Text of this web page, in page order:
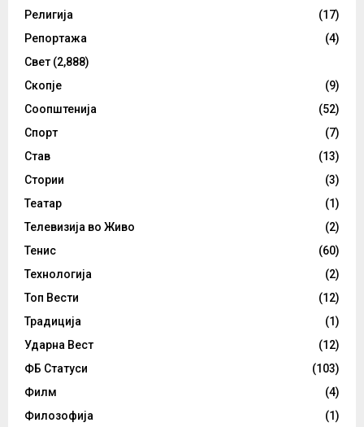
Религија
(17)
Репортажа
(4)
Свет (2,888)
Скопје
(9)
Соопштенија
(52)
Спорт
(7)
Став
(13)
Стории
(3)
Театар
(1)
Телевизија во Живо
(2)
Тенис
(60)
Технологија
(2)
Топ Вести
(12)
Традиција
(1)
Ударна Вест
(12)
ФБ Статуси
(103)
Филм
(4)
Филозофија
(1)